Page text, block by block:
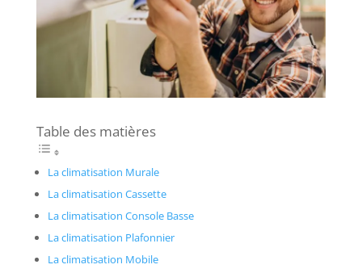
Table des matières
La climatisation Murale
La climatisation Cassette
La climatisation Console Basse
La climatisation Plafonnier
La climatisation Mobile